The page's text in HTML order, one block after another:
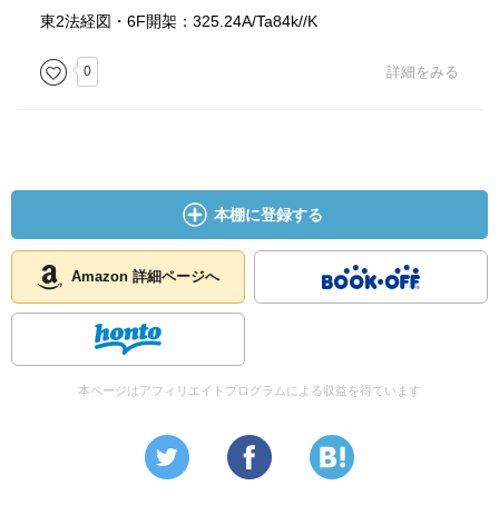
東2法経図・6F開架：325.24A/Ta84k//K
0 詳細をみる
本棚に登録する
Amazon 詳細ページへ
本ページはアフィリエイトプログラムによる収益を得ています